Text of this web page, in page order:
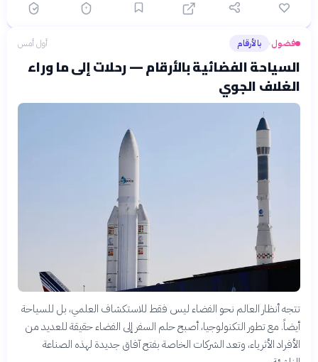
فضول› بالأرقام أول أمس
السياحة الفضائية بالأرقام — رحلات إلى ما وراء
الغلاف الجوي
تتجه أنظار العالم نحو الفضاء ليس فقط للاستكشاف العلمي، بل للسياحة
أيضاً. مع تطور التكنولوجيا، أصبح حلم السفر إلى الفضاء حقيقة للعديد من
الأفراد الأثرياء، وتعد الشركات الخاصة بفتح آفاق جديدة لهذه الصناعة